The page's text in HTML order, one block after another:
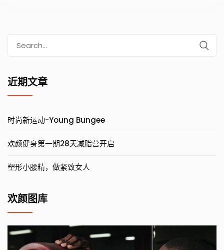
Search
近期文章
时尚新运动-Young Bungee
欢颜健身第一期28天减脂营开启
塑形小腰精，做紧致女人
欢颜图库